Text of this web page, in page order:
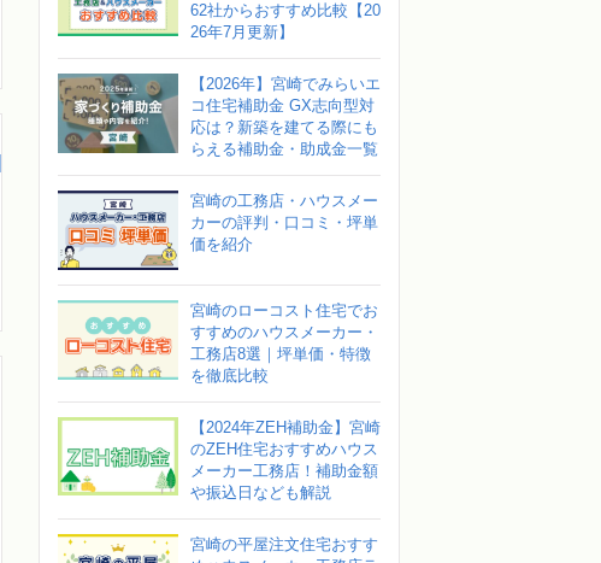
62社からおすすめ比較【20
26年7月更新】
【2026年】宮崎でみらいエ
コ住宅補助金 GX志向型対
応は？新築を建てる際にも
らえる補助金・助成金一覧
宮崎の工務店・ハウスメー
カーの評判・口コミ・坪単
価を紹介
宮崎のローコスト住宅でお
すすめのハウスメーカー・
工務店8選｜坪単価・特徴
を徹底比較
【2024年ZEH補助金】宮崎
のZEH住宅おすすめハウス
メーカー工務店！補助金額
や振込日なども解説
宮崎の平屋注文住宅おすす